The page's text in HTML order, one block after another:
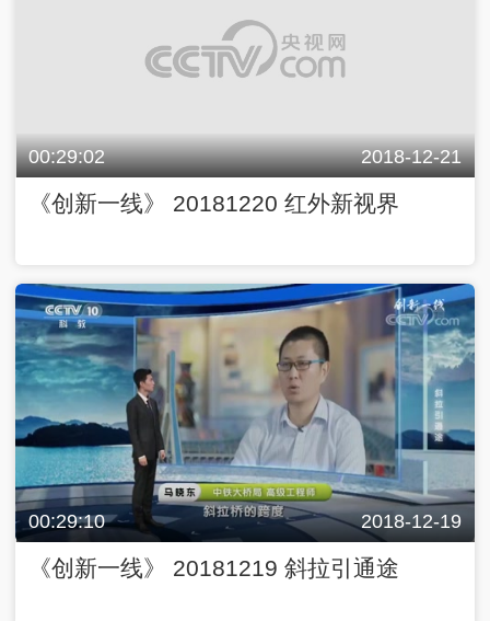
00:29:02 2018-12-21
《创新一线》 20181220 红外新视界
00:29:10 2018-12-19
《创新一线》 20181219 斜拉引通途